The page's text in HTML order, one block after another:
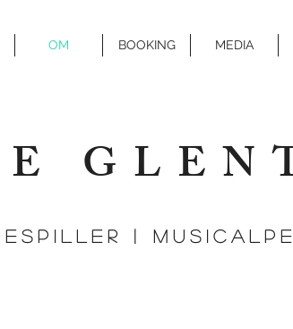
OM BOOKING MEDIA
|